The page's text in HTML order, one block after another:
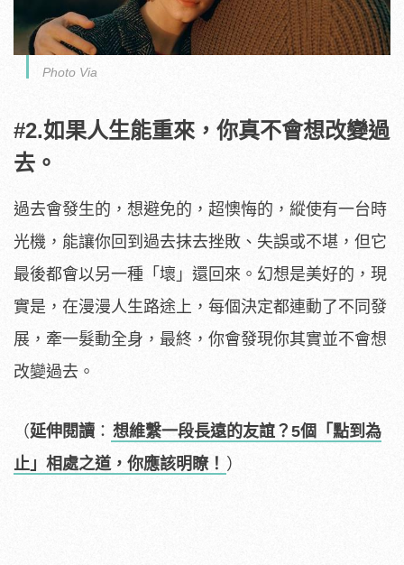
Photo Via
#2.如果人生能重來，你真不會想改變過
去。
過去會發生的，想避免的，超懊悔的，縱使有一台時
光機，能讓你回到過去抹去挫敗、失誤或不堪，但它
最後都會以另一種「壞」還回來。幻想是美好的，現
實是，在漫漫人生路途上，每個決定都連動了不同發
展，牽一髮動全身，最終，你會發現你其實並不會想
改變過去。
（延伸閱讀 ： 想維繫一段長遠的友誼？5個「點到為
止」相處之道，你應該明瞭！ ）